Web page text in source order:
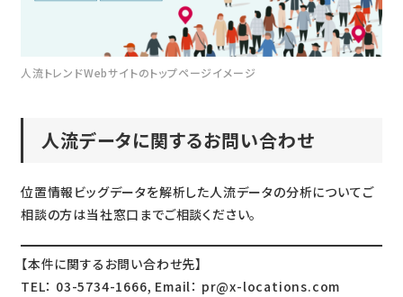
人流トレンドWebサイトのトップページイメージ
人流データに関するお問い合わせ
位置情報ビッグデータを解析した人流データの分析についてご
相談の方は当社窓口までご相談ください。
【本件に関するお問い合わせ先】
TEL： 03-5734-1666, Email： pr@x-locations.com